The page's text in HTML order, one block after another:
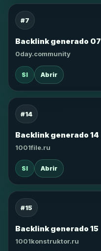
#7
Backlink generado 07
0day.community
SI Abrir
#14
Backlink generado 14
1001file.ru
SI Abrir
#15
Backlink generado 15
1001konstruktor.ru